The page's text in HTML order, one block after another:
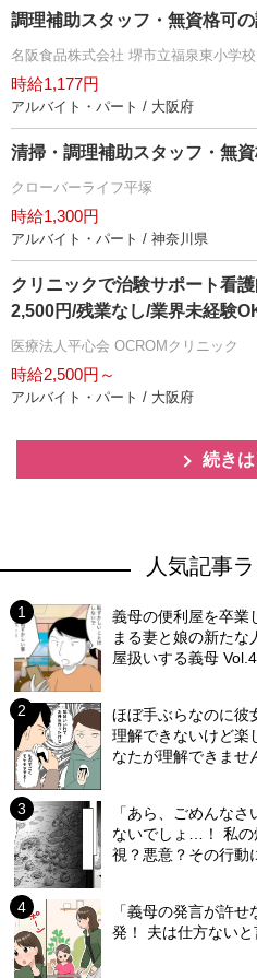
調理補助スタッフ・無資格可
名阪食品株式会社 堺市立福泉東小学
時給1,177円
アルバイト・パート / 大阪府
清掃・調理補助スタッフ・無
クローバーライフ平塚
時給1,300円
アルバイト・パート / 神奈川県
クリニックで治験サポート看
2,500円/残業なし/業界未経験
医療法人平心会 OCROMクリニック
時給2,500円～
アルバイト・パート / 大阪府
続き
人気記事
義母の便利屋を卒業
まる妻と娘の新たな
屋扱いする義母
ほぼ手ぶらなのに彼
理解できないけど楽
なたが理解できませ
「あら、ごめんな
ないでしょ…！ 私
視？悪意？その行動
「義母の発言が許
発！ 夫は仕方ない